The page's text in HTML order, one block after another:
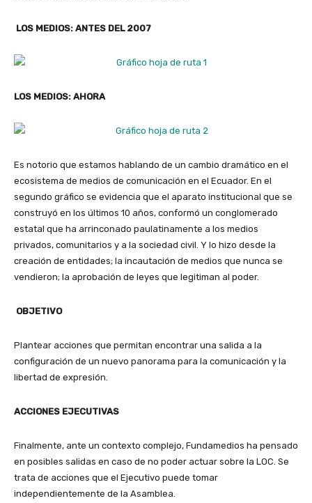
LOS MEDIOS: ANTES DEL 2007
LOS MEDIOS: AHORA
Es notorio que estamos hablando de un cambio dramático en el
ecosistema de medios de comunicación en el Ecuador. En el
segundo gráfico se evidencia que el aparato institucional que se
construyó en los últimos 10 años, conformó un conglomerado
estatal que ha arrinconado paulatinamente a los medios
privados, comunitarios y a la sociedad civil. Y lo hizo desde la
creación de entidades; la incautación de medios que nunca se
vendieron; la aprobación de leyes que legitiman al poder.
OBJETIVO
Plantear acciones que permitan encontrar una salida a la
configuración de un nuevo panorama para la comunicación y la
libertad de expresión.
ACCIONES EJECUTIVAS
Finalmente, ante un contexto complejo, Fundamedios ha pensado
en posibles salidas en caso de no poder actuar sobre la LOC. Se
trata de acciones que el Ejecutivo puede tomar
independientemente de la Asamblea.